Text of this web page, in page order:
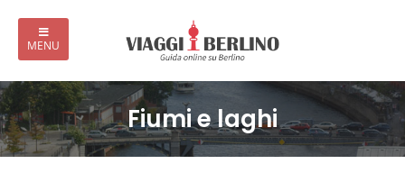
Fiumi e laghi